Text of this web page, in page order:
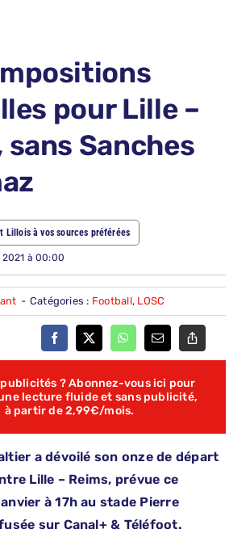
pour Lille –
sans Sanches
Lillois à vos sources préférées
2021 à 00:00
- Catégories : Football, LOSC
publicités ? Abonnez-vous ici pour
lecture fluide et sans publicité,
à partir de 2,99€/mois.
a dévoilé son onze de départ
Lille – Reims, prévue ce
à 17h au stade Pierre
sur Canal+ & Téléfoot.